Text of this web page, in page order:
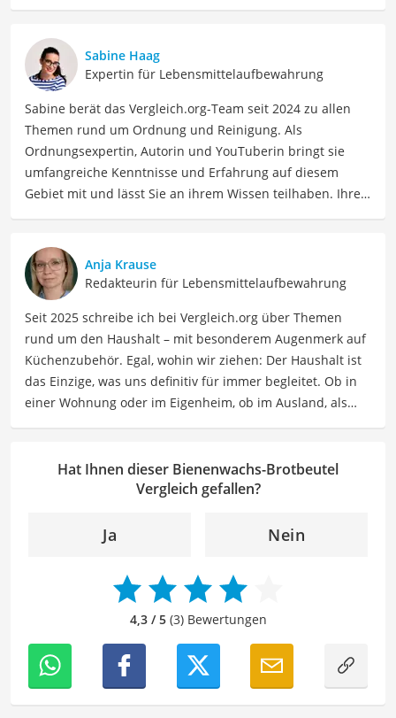
Sabine Haag
Expertin für Lebensmittelaufbewahrung
Sabine berät das Vergleich.org-Team seit 2024 zu allen
Themen rund um Ordnung und Reinigung. Als
Ordnungsexpertin, Autorin und YouTuberin bringt sie
umfangreiche Kenntnisse und Erfahrung auf diesem
Gebiet mit und lässt Sie an ihrem Wissen teilhaben. Ihre
als Expertin bei Vergleichen zu den Themen
Wohnungsreinigung, Haushaltszubehör, Vorrat und
Aufbewahrung, Textilpflege, Wäsche und Bügeln. In ihrer
Freizeit ordnet Sabine nicht nur ihren eigenen Haushalt,
sondern liest auch sehr gern. Wenn sie auf einem Gebiet
keine minimalistische Neigung hat, dann bei Büchern.
Der Bienenwachs-Brotbeutel-Vergleich ist aus unserer
Sicht besonders empfehlenswert fürUmweltbewusste.
Anja Krause
Redakteurin für Lebensmittelaufbewahrung
Seit 2025 schreibe ich bei Vergleich.org über Themen
rund um den Haushalt – mit besonderem Augenmerk auf
Küchenzubehör. Egal, wohin wir ziehen: Der Haushalt ist
das Einzige, was uns definitiv für immer begleitet. Ob in
einer Wohnung oder im Eigenheim, ob im Ausland, als
Erfahrung heraus berichte ich über Produkte und
Lösungen, die den Alltag erleichtern und praktische
Der Bienenwachs-Brotbeutel-Vergleich ist aus unserer
Hat Ihnen dieser Bienenwachs-Brotbeutel
Vergleich gefallen?
Ja Nein
4,3 / 5(3) Bewertungen